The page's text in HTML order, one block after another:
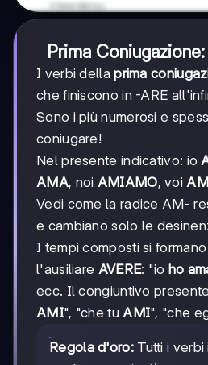
Prima
I verbi dellaprima
che finiscono in -ARE
Sono i più numerosi e
coniugare!
Nel presente indicativo: io
AMA, noi AMIAMO, voi
Vedi come la radice AM-
e cambiano solo le
I tempi composti si
l'ausiliare AVERE: "io ho
ecc. Il congiuntivo
AMI", "che tuAMI", "che
Regola d'oro:Tutti i verbi